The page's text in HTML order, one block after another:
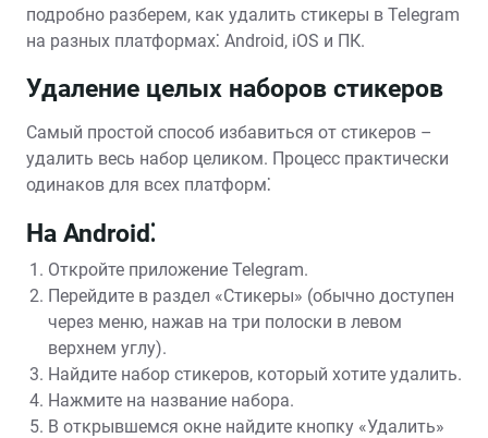
подробно разберем, как удалить стикеры в Telegram
на разных платформах⁚ Android, iOS и ПК.
Удаление целых наборов стикеров
Самый простой способ избавиться от стикеров –
удалить весь набор целиком. Процесс практически
одинаков для всех платформ⁚
На Android⁚
Откройте приложение Telegram.
Перейдите в раздел «Стикеры» (обычно доступен
через меню, нажав на три полоски в левом
верхнем углу).
Найдите набор стикеров, который хотите удалить.
Нажмите на название набора.
В открывшемся окне найдите кнопку «Удалить»